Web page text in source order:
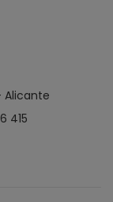
Alicante
415